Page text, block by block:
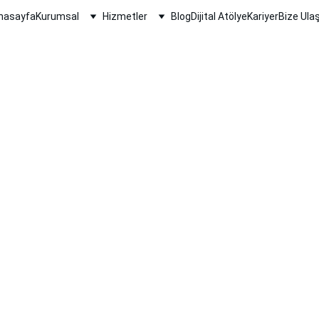
Kurumsal Hizmetler BlogDijital AtölyeKariyerBize